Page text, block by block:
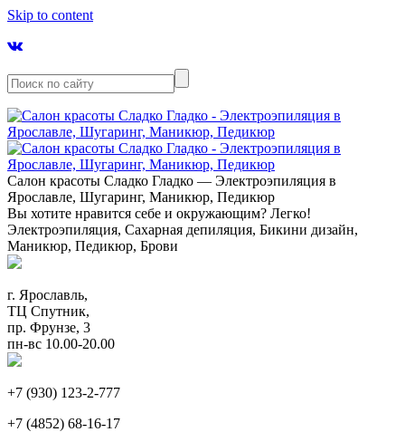
Skip to content
Салон красоты Сладко Гладко — Электроэпиляция в
Ярославле, Шугаринг, Маникюр, Педикюр
Вы хотите нравится себе и окружающим? Легко!
Электроэпиляция, Сахарная депиляция, Бикини дизайн,
Маникюр, Педикюр, Брови
г. Ярославль,
ТЦ Спутник,
пр. Фрунзе, 3
пн-вс 10.00-20.00
+7 (930) 123-2-777
+7 (4852) 68-16-17